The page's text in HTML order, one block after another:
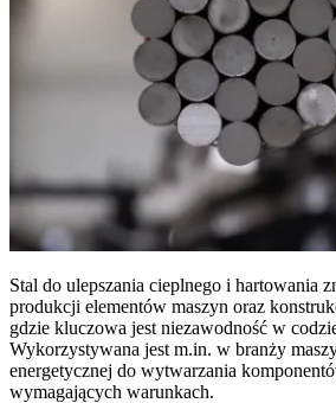
Stal do ulepszania cieplnego i hartowania
produkcji elementów maszyn oraz
gdzie kluczowa jest niezawodność w
Wykorzystywana jest m.in. w branży
energetycznej do wytwarzania
wymagających warunkach.